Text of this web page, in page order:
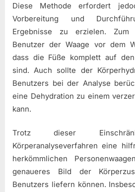
Diese Methode erfordert
Vorbereitung und
Ergebnisse zu erzielen.
Benutzer der Waage vor dem
dass die Füße komplett auf
sind. Auch sollte der
Benutzers bei der Analyse
eine Dehydration zu einem
kann.
Trotz dieser
Körperanalyseverfahren eine
herkömmlichen
genaueres Bild der
Benutzers liefern können.